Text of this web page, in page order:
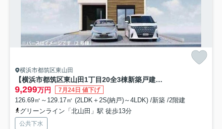
横浜市都筑区東山田
【横浜市都筑区東山田1丁目20全3棟新築戸建て】★仲介手数料無料★（東山田小学校・東山田中学校）
9,299万円 7月24日 値下げ
126.69㎡～129.17㎡ (2LDK＋2S(納戸)～4LDK) /新築 /2階建
グリーンライン「北山田」駅 徒歩13分
公共下水